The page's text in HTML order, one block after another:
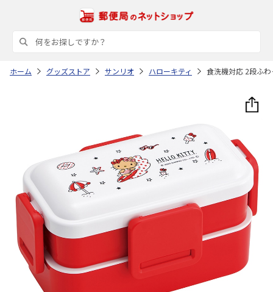
ホーム グッズストア サンリオ ハローキティ 食洗機対応 2段ふ